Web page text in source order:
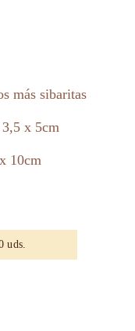
más sibaritas
x 5cm
10cm
uds.